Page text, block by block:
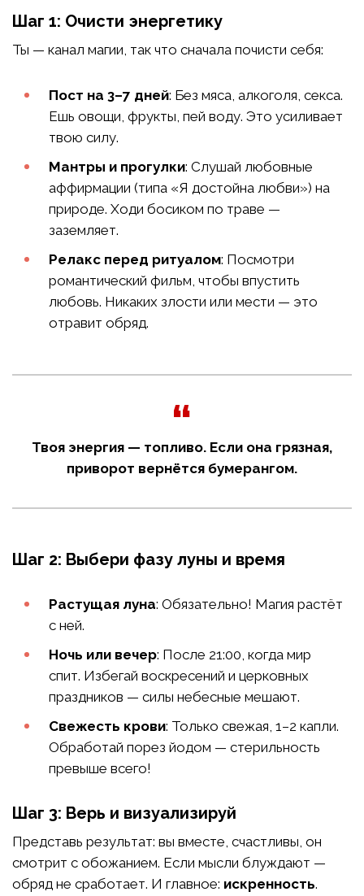
Шаг 1: Очисти энергетику
Ты — канал магии, так что сначала почисти себя:
Пост на 3–7 дней: Без мяса, алкоголя, секса.
Ешь овощи, фрукты, пей воду. Это усиливает
твою силу.
Мантры и прогулки: Слушай любовные
аффирмации (типа «Я достойна любви») на
природе. Ходи босиком по траве —
заземляет.
Релакс перед ритуалом: Посмотри
романтический фильм, чтобы впустить
любовь. Никаких злости или мести — это
отравит обряд.
Твоя энергия — топливо. Если она грязная,
приворот вернётся бумерангом.
Шаг 2: Выбери фазу луны и время
Растущая луна: Обязательно! Магия растёт
с ней.
Ночь или вечер: После 21:00, когда мир
спит. Избегай воскресений и церковных
праздников — силы небесные мешают.
Свежесть крови: Только свежая, 1–2 капли.
Обработай порез йодом — стерильность
превыше всего!
Шаг 3: Верь и визуализируй
Представь результат: вы вместе, счастливы, он
смотрит с обожанием. Если мысли блуждают —
обряд не сработает. И главное: искренность.